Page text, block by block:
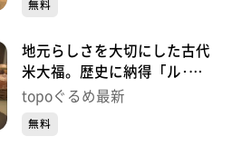
るめ】
無料
地元らしさを大切にした古代
米大福。歴史に納得「ル･シ
エル」（大崎市田尻沼部新富
topoぐるめ最新
無料